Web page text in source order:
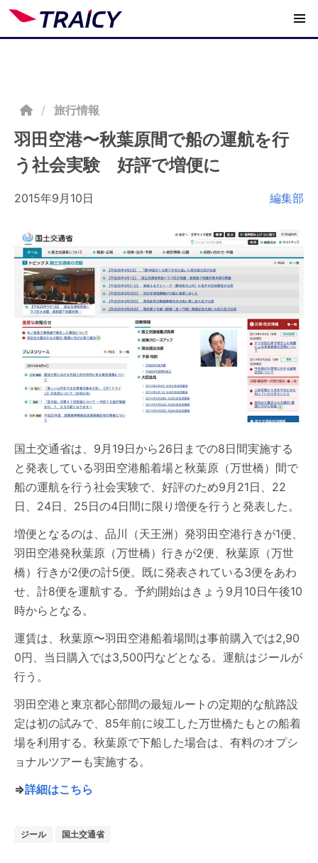
/ 旅行情報
羽田空港〜秋葉原間で船の運航を行
う社会実験 好評で増便に
2015年9月10日 編集部
国土交通省は、9月19日から26日までの8日間実施する
と発表している羽田空港船着場と秋葉原（万世橋）間で
船の運航を行う社会実験で、好評のため9月21日、22
日、24日、25日の4日間に限り増便を行うと発表した。
増便となるのは、品川（天王洲）発羽田空港行きが1便、
羽田空港発秋葉原（万世橋）行きが2便、秋葉原（万世
橋）行きが2便の計5便。既に発表されている3便をあわ
せ、計8便を運航する。予約開始はきょう9月10日午後10
時からとなる。
運賃は、秋葉原〜羽田空港船着場間は事前購入では2,90
0円、当日購入では3,500円などとなる。運航はジールが
行う。
羽田空港と東京都心部間の最短ルートの定期的な航路設
定は初の試みで、85年前に竣工した万世橋たもとの船着
場を利用する。秋葉原で下船した場合は、有料のオプシ
ョナルツアーも実施する。
⇒詳細はこちら
ジール 国土交通省